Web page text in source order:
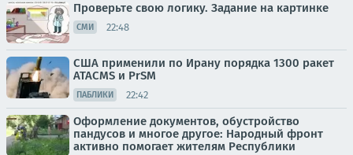
Проверьте свою логику. Задание на картинке
СМИ 22:48
США применили по Ирану порядка 1300 ракет
ATACMS и PrSM
ПАБЛИКИ 22:42
Оформление документов, обустройство
пандусов и многое другое: Народный фронт
активно помогает жителям Республики